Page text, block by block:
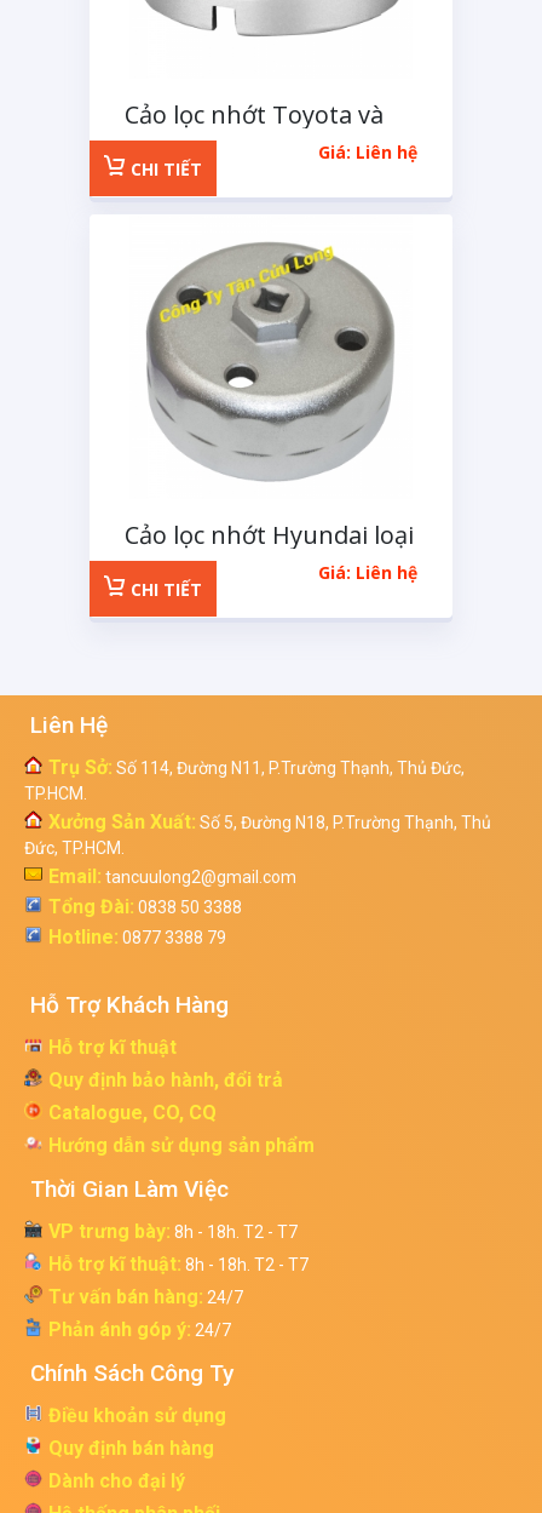
Cảo lọc nhớt Toyota và
Lexus 4 cạnh
Giá: Liên hệ
CHI TIẾT
Cảo lọc nhớt Hyundai loại
lọc giấy
Giá: Liên hệ
CHI TIẾT
Liên Hệ
Trụ Sở: Số 114, Đường N11, P.Trường Thạnh, Thủ Đức,
TP.HCM.
Xưởng Sản Xuất: Số 5, Đường N18, P.Trường Thạnh, Thủ
Đức, TP.HCM.
Email: tancuulong2@gmail.com
Tổng Đài: 0838 50 3388
Hotline: 0877 3388 79
Hỗ Trợ Khách Hàng
Hỗ trợ kĩ thuật
Quy định bảo hành, đổi trả
Catalogue, CO, CQ
Hướng dẫn sử dụng sản phẩm
Thời Gian Làm Việc
VP trưng bày: 8h - 18h. T2 - T7
Hỗ trợ kĩ thuật: 8h - 18h. T2 - T7
Tư vấn bán hàng: 24/7
Phản ánh góp ý: 24/7
Chính Sách Công Ty
Điều khoản sử dụng
Quy định bán hàng
Dành cho đại lý